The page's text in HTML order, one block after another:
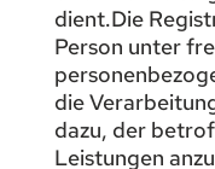
dient.Die
Person unter
die
dazu, der
Leistungen